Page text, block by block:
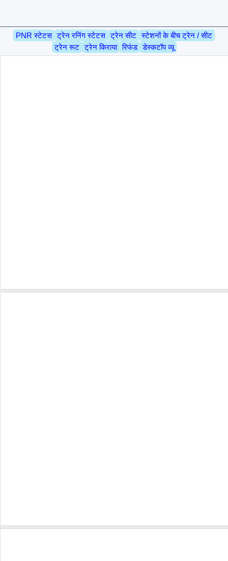
PNR स्टेटस ट्रेन रनिंग स्टेटस ट्रेन सीट स्टेशनों के बीच ट्रेन / सीट
ट्रेन रूट ट्रेन किराया रिफंड डेस्कटॉप व्यू